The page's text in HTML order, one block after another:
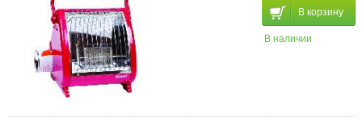
В корзину
В наличии